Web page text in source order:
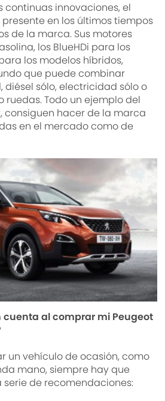
continuas innovaciones, el
en los últimos tiempos
de la marca. Sus motores
los BlueHDi para los
los modelos híbridos,
que puede combinar
diésel sólo, electricidad sólo o
Todo un ejemplo del
consiguen hacer de la marca
en el mercado como de
cuenta al comprar mi Peugeot
un vehículo de ocasión, como
mano, siempre hay que
de recomendaciones: